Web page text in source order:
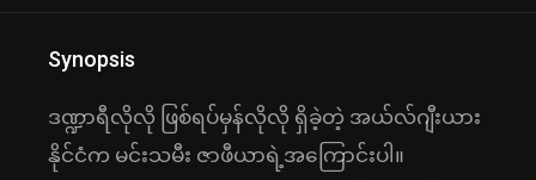
Synopsis
ဒဏ္ဍာရီလိုလို ဖြစ်ရပ်မှန်လိုလို ရှိခဲ့တဲ့ အယ်လ်ဂျီးယား
နိုင်ငံက မင်းသမီး ဇာဖီယာရဲ့အကြောင်းပါ။